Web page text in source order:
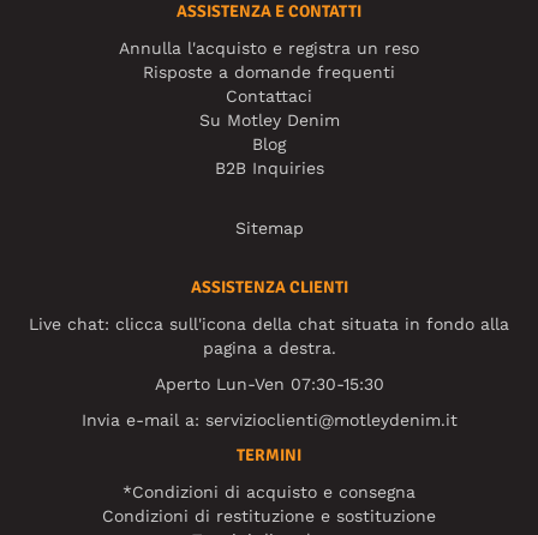
ASSISTENZA E CONTATTI
Annulla l'acquisto e registra un reso
Risposte a domande frequenti
Contattaci
Su Motley Denim
Blog
B2B Inquiries
Sitemap
ASSISTENZA CLIENTI
Live chat: clicca sull'icona della chat situata in fondo alla
pagina a destra.
Aperto Lun-Ven 07:30-15:30
Invia e-mail a: servizioclienti@motleydenim.it
TERMINI
*Condizioni di acquisto e consegna
Condizioni di restituzione e sostituzione